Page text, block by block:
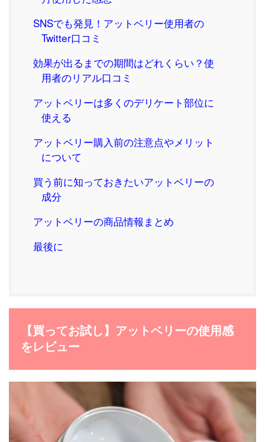
SNSでも発見！アットベリー使用者の
Twitter口コミ
効果が出るまでの期間はどれくらい？使
用者のリアル口コミ
アットベリーは多くのデリケート部位に
使える
アットベリー購入前の注意点やメリット
について
買う前に知っておきたいアットベリーの
成分
アットベリーの商品情報まとめ
最後に
【買ってお試し】アットベリーの使用感
をレビュー